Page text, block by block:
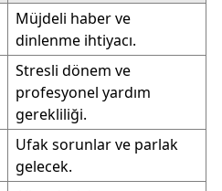
Müjdeli haber ve
dinlenme ihtiyacı.
Stresli dönem ve
profesyonel yardım
gerekliliği.
Ufak sorunlar ve parlak
gelecek.